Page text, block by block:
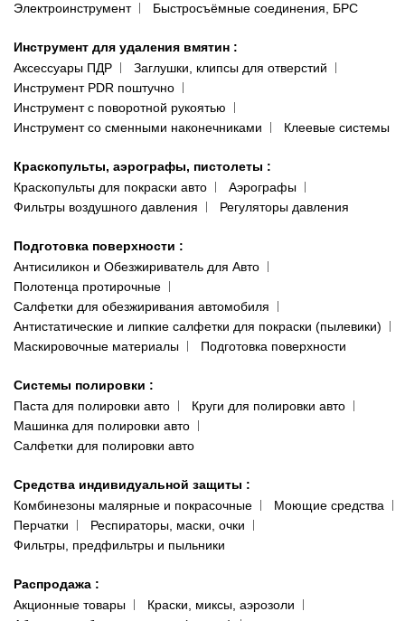
Электроинструмент
Быстросъёмные соединения, БРС
Инструмент для удаления вмятин :
Аксессуары ПДР
Заглушки, клипсы для отверстий
Инструмент PDR поштучно
Инструмент с поворотной рукоятью
Инструмент со сменными наконечниками
Клеевые системы
Краскопульты, аэрографы, пистолеты :
Краскопульты для покраски авто
Аэрографы
Фильтры воздушного давления
Регуляторы давления
Подготовка поверхности :
Антисиликон и Обезжириватель для Авто
Полотенца протирочные
Салфетки для обезжиривания автомобиля
Антистатические и липкие салфетки для покраски (пылевики)
Маскировочные материалы
Подготовка поверхности
Системы полировки :
Паста для полировки авто
Круги для полировки авто
Машинка для полировки авто
Салфетки для полировки авто
Средства индивидуальной защиты :
Комбинезоны малярные и покрасочные
Моющие средства
Перчатки
Респираторы, маски, очки
Фильтры, предфильтры и пыльники
Распродажа :
Акционные товары
Краски, миксы, аэрозоли